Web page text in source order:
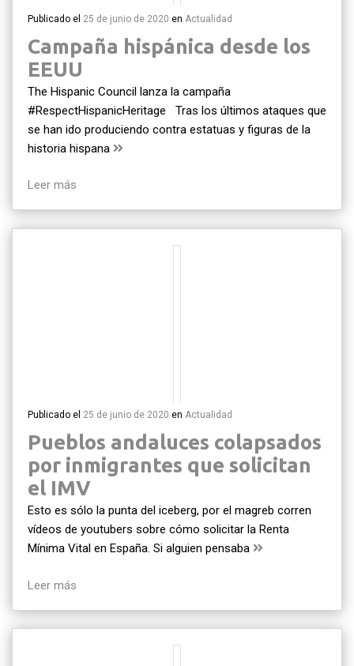
Publicado el 25 de junio de 2020 en Actualidad
Campaña hispánica desde los
EEUU
The Hispanic Council lanza la campaña
#RespectHispanicHeritage Tras los últimos ataques que
se han ido produciendo contra estatuas y figuras de la
historia hispana
Leer más
Publicado el 25 de junio de 2020 en Actualidad
Pueblos andaluces colapsados
por inmigrantes que solicitan
el IMV
Esto es sólo la punta del iceberg, por el magreb corren
vídeos de youtubers sobre cómo solicitar la Renta
Mínima Vital en España. Si alguien pensaba
Leer más